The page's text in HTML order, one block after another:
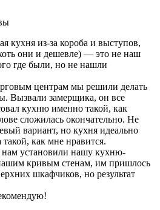
кухня из-за короба и выступов,
они и дешевле) — это не наш
где были, но не нашли
центрам мы решили делать
Вызвали замерщика, он все
кухню именно такой, как
сложилась окончательно. Не
вариант, но кухня идеально
как мне нравится.
установили нашу кухню-
кривым стенам, им пришлось
шкафчиков, но результат